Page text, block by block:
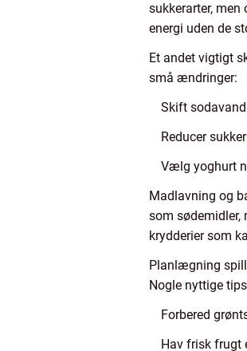
sukkerarter,
energi uden de
Et andet vigtigt
små ændringer:
Skift
Reducer
Vælg yoghurt
Madlavning og
som
krydderier som
Planlægning
Nogle nyttige
Forbered
Hav frisk frugt